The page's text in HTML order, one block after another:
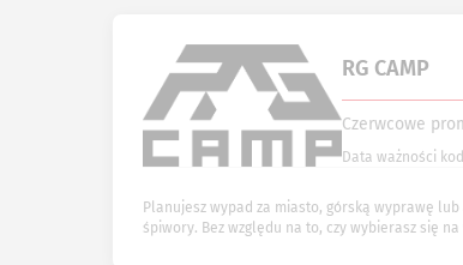
RG CAMP
Czerwcowe
Data ważności
Planujesz wypad za miasto, górską wyprawę
śpiwory. Bez względu na to, czy wybierasz się